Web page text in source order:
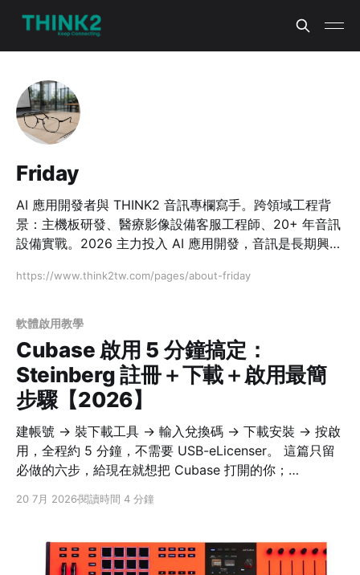
Friday
AI 應用開發者與 THINK2 音訊專欄寫手。跨領域工程背
景：主機板研發、醫療影像設備客服工程師、20+ 年音訊
設備實戰。2026 主力投入 AI 應用開發，音訊是長期興趣
https://www.think2tw.com/pages/about-friday
軟體啟用教學
Cubase 啟用 5 分鐘搞定：
Steinberg 註冊＋下載＋啟用最簡
步驟【2026】
建帳號 → 裝下載工具 → 輸入兌換碼 → 下載安裝 → 按啟
用，全程約 5 分鐘，不需要 USB-eLicenser。 這篇只留
必做的六步，給現在就想把 Cubase 打開的你；
程相同。換電腦搬授權、離線啟用、舊 eLicenser 等細
冊／登入 Steinberg ID註1（Steinberg 帳號） 到
MySteinberg 免費註冊並完成 email 驗證。 2. 下載並安
20 7月 2026閱讀時間 4 分鐘